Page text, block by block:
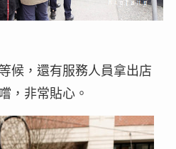
候，還有服務人員拿出店
，非常貼心。